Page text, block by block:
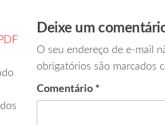
Deixe um
O seu endereço de e-mail
obrigatórios são marcados
Comentário *